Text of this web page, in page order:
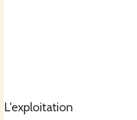
L'exploitation